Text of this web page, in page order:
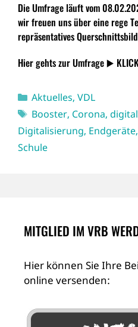
Die Umfrage läuft vom
wir freuen uns über eine rege
repräsentatives
Hier gehts zur Umfrage ▶️
Kategorien
Aktuelles, VDL
Schlagwörter
Booster, Corona,
Digitalisierung, Endgeräte,
Schule
MITGLIED IM VRB
Hier können Sie Ihre
online versenden: